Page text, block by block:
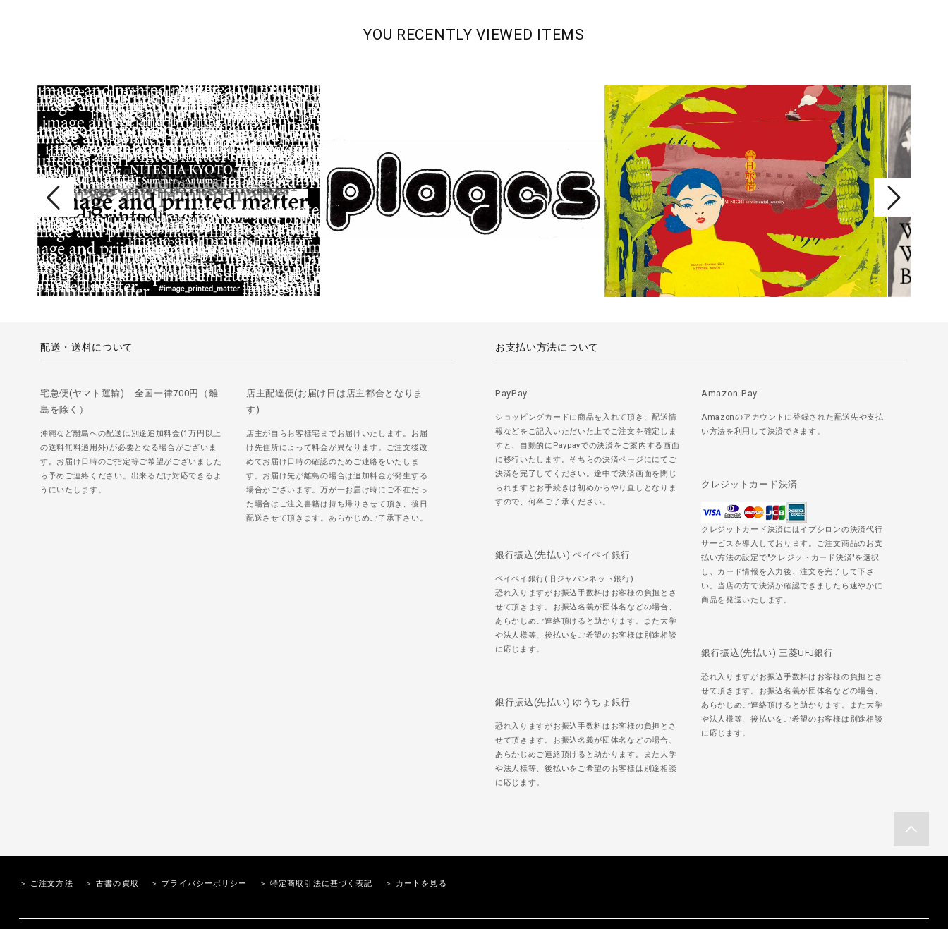
YOU RECENTLY VIEWED ITEMS
配送・送料について
宅急便(ヤマト運輸) 全国一律700円（離
島を除く）
沖縄など離島への配送は別途追加料金(1万円以上
の送料無料適用外)が必要となる場合がございま
す。お届け日時のご指定等ご希望がございました
ら予めご連絡ください。出来るだけ対応できるよ
うにいたします。
店主配達便(お届け日は店主都合となりま
す)
店主が自らお客様宅までお届けいたします。お届
け先住所によって料金が異なります。ご注文後改
めてお届け日時の確認のためご連絡をいたしま
す。お届け先が離島の場合は追加料金が発生する
場合がございます。万が一お届け時にご不在だっ
た場合はご注文書籍は持ち帰りさせて頂き、後日
配送させて頂きます。あらかじめご了承下さい。
お支払い方法について
PayPay
ショッピングカードに商品を入れて頂き、配送情
報などをご記入いただいた上でご注文を確定しま
すと、自動的にPaypayでの決済をご案内する画面
に移行いたします。そちらの決済ページににてご
決済を完了してください。途中で決済画面を閉じ
られますとお手続きは初めからやり直しとなりま
すので、何卒ご了承ください。
Amazon Pay
Amazonのアカウントに登録された配送先や支払
い方法を利用して決済できます。
クレジットカード決済
クレジットカード決済にはイプシロンの決済代行
サービスを導入しております。ご注文商品のお支
払い方法の設定で"クレジットカード決済"を選択
し、カード情報を入力後、注文を完了して下さ
い。当店の方で決済が確認できましたら速やかに
商品を発送いたします。
銀行振込(先払い) ペイペイ銀行
ペイペイ銀行(旧ジャパンネット銀行)
恐れ入りますがお振込手数料はお客様の負担とさ
せて頂きます。お振込名義が団体名などの場合、
あらかじめご連絡頂けると助かります。また大学
や法人様等、後払いをご希望のお客様は別途相談
に応じます。
銀行振込(先払い) 三菱UFJ銀行
恐れ入りますがお振込手数料はお客様の負担とさ
せて頂きます。お振込名義が団体名などの場合、
あらかじめご連絡頂けると助かります。また大学
や法人様等、後払いをご希望のお客様は別途相談
に応じます。
銀行振込(先払い) ゆうちょ銀行
恐れ入りますがお振込手数料はお客様の負担とさ
せて頂きます。お振込名義が団体名などの場合、
あらかじめご連絡頂けると助かります。また大学
や法人様等、後払いをご希望のお客様は別途相談
に応じます。
＞ ご注文方法 ＞ 古書の買取 ＞ プライバシーポリシー ＞ 特定商取引法に基づく表記 ＞ カートを見る